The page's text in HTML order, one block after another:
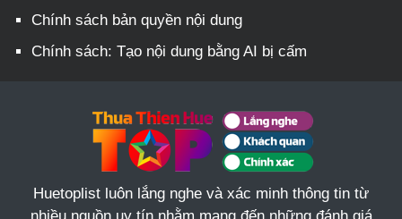
Chính sách bản quyền nội dung
Chính sách: Tạo nội dung bằng AI bị cấm
Huetoplist luôn lắng nghe và xác minh thông tin từ